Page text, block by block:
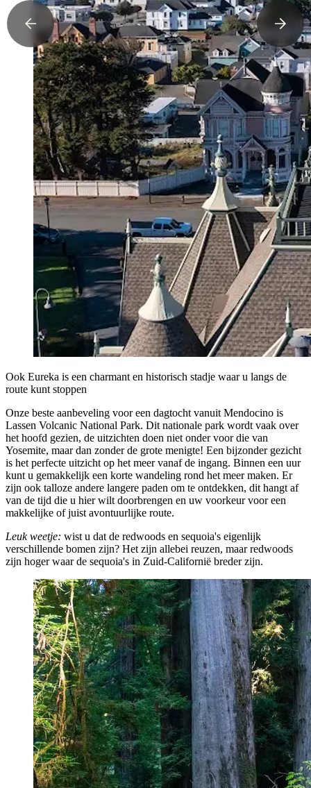
Ook Eureka is een charmant en historisch stadje waar u langs de
route kunt stoppen
Onze beste aanbeveling voor een dagtocht vanuit Mendocino is
Lassen Volcanic National Park. Dit nationale park wordt vaak over
het hoofd gezien, de uitzichten doen niet onder voor die van
Yosemite, maar dan zonder de grote menigte! Een bijzonder gezicht
is het perfecte uitzicht op het meer vanaf de ingang. Binnen een uur
kunt u gemakkelijk een korte wandeling rond het meer maken. Er
zijn ook talloze andere langere paden om te ontdekken, dit hangt af
van de tijd die u hier wilt doorbrengen en uw voorkeur voor een
makkelijke of juist avontuurlijke route.
Leuk weetje: wist u dat de redwoods en sequoia's eigenlijk
verschillende bomen zijn? Het zijn allebei reuzen, maar redwoods
zijn hoger waar de sequoia's in Zuid-Californië breder zijn.